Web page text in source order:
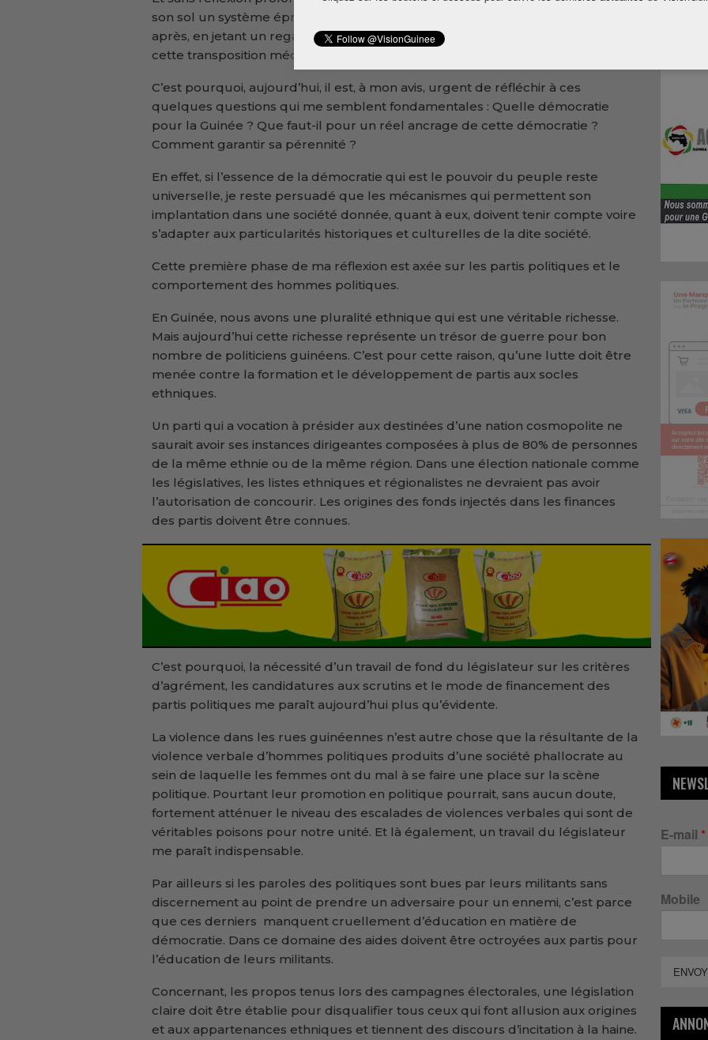
son sol un système éprouvé en occident depuis des lustres. Vingt deux ans
après, en jetant un regard en arrière, on ne peut franchement pas dire que
cette transposition mécanique ait été un franc succès.
C’est pourquoi, aujourd’hui, il est, à mon avis, urgent de réfléchir à ces
quelques questions qui me semblent fondamentales : Quelle démocratie
pour la Guinée ? Que faut-il pour un réel ancrage de cette démocratie ?
Comment garantir sa pérennité ?
En effet, si l’essence de la démocratie qui est le pouvoir du peuple reste
universelle, je reste persuadé que les mécanismes qui permettent son
implantation dans une société donnée, quant à eux, doivent tenir compte voire
s’adapter aux particularités historiques et culturelles de la dite société.
Cette première phase de ma réflexion est axée sur les partis politiques et le
comportement des hommes politiques.
En Guinée, nous avons une pluralité ethnique qui est une véritable richesse.
Mais aujourd’hui cette richesse représente un trésor de guerre pour bon
nombre de politiciens guinéens. C’est pour cette raison, qu’une lutte doit être
menée contre la formation et le développement de partis aux socles
ethniques.
Un parti qui a vocation à présider aux destinées d’une nation cosmopolite ne
saurait avoir ses instances dirigeantes composées à plus de 80% de personnes
de la même ethnie ou de la même région. Dans une élection nationale comme
les législatives, les listes ethniques et régionalistes ne devraient pas avoir
l’autorisation de concourir. Les origines des fonds injectés dans les finances
des partis doivent être connues.
C’est pourquoi, la nécessité d’un travail de fond du législateur sur les critères
d’agrément, les candidatures aux scrutins et le mode de financement des
partis politiques me paraît aujourd’hui plus qu’évidente.
La violence dans les rues guinéennes n’est autre chose que la résultante de la
violence verbale d’hommes politiques produits d’une société phallocrate au
sein de laquelle les femmes ont du mal à se faire une place sur la scène
politique. Pourtant leur promotion en politique pourrait, sans aucun doute,
fortement atténuer le niveau des escalades de violences verbales qui sont de
véritables poisons pour notre unité. Et là également, un travail du législateur
me paraît indispensable.
Par ailleurs si les paroles des politiques sont bues par leurs militants sans
discernement au point de prendre un adversaire pour un ennemi, c’est parce
que ces derniers manquent cruellement d’éducation en matière de
démocratie. Dans ce domaine des aides doivent être octroyées aux partis pour
l’éducation de leurs militants.
Concernant, les propos tenus lors des campagnes électorales, une législation
claire doit être établie pour disqualifier tous ceux qui font allusion aux origines
et aux appartenances ethniques et tiennent des discours d’incitation à la haine.
E-mail *
Mobile